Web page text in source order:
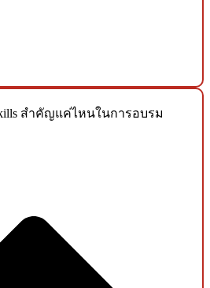
สำคัญแค่ไหนในการอบรม